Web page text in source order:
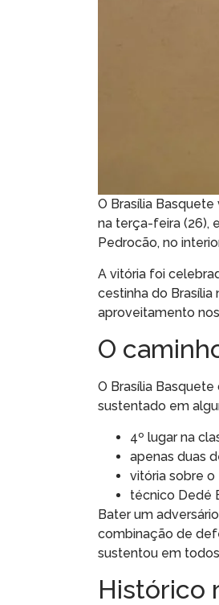
O Brasília
na terça-feira (26),
Pedrocão, no
A vitória foi
cestinha do Brasília
aproveitamento
O
O Brasília
sustentado em
4º lugar na
apenas duas
vitória sobre o
técnico Dedé
Bater um
combinação de
sustentou em
Histórico